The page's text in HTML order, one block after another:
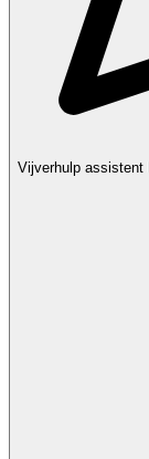
Vijverhulp assistent